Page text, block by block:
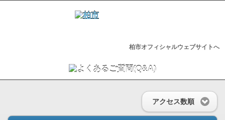
柏市オフィシャルウェブサイトへ
アクセス数順